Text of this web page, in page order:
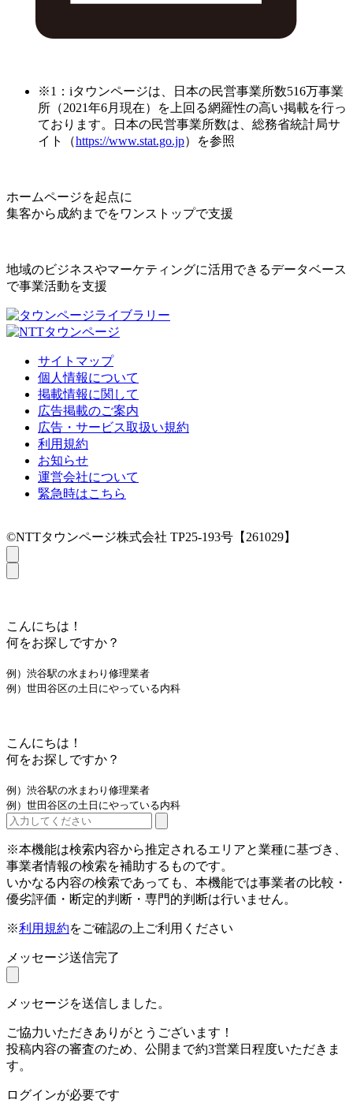
※1：iタウンページは、日本の民営事業所数516万事業
所（2021年6月現在）を上回る網羅性の高い掲載を行っ
ております。日本の民営事業所数は、総務省統計局サ
イト（https://www.stat.go.jp）を参照
ホームページを起点に
集客から成約までをワンストップで支援
地域のビジネスやマーケティングに活用できるデータベース
で事業活動を支援
サイトマップ
個人情報について
掲載情報に関して
広告掲載のご案内
広告・サービス取扱い規約
利用規約
お知らせ
運営会社について
緊急時はこちら
©NTTタウンページ株式会社 TP25-193号【261029】
こんにちは！
何をお探しですか？
例）渋谷駅の水まわり修理業者
例）世田谷区の土日にやっている内科
こんにちは！
何をお探しですか？
例）渋谷駅の水まわり修理業者
例）世田谷区の土日にやっている内科
※本機能は検索内容から推定されるエリアと業種に基づき、
事業者情報の検索を補助するものです。
いかなる内容の検索であっても、本機能では事業者の比較・
優劣評価・断定的判断・専門的判断は行いません。
※利用規約をご確認の上ご利用ください
メッセージ送信完了
メッセージを送信しました。
ご協力いただきありがとうございます！
投稿内容の審査のため、公開まで約3営業日程度いただきま
す。
ログインが必要です